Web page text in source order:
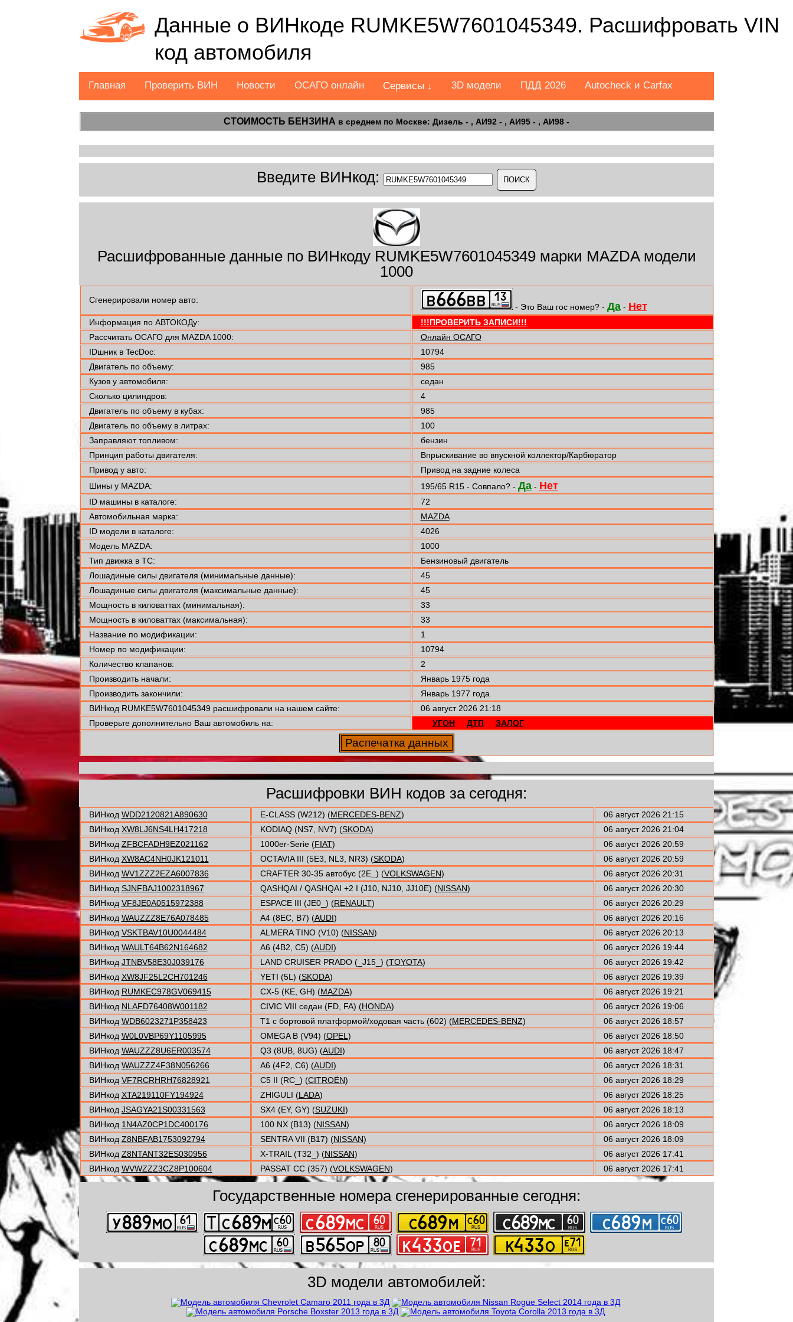
Данные о ВИНкоде RUMKE5W7601045349. Расшифровать VIN
код автомобиля
Главная Проверить ВИН Новости ОСАГО онлайн Сервисы ↓ 3D модели ПДД 2026 Autocheck и Carfax
СТОИМОСТЬ БЕНЗИНА в среднем по Москве: Дизель - , АИ92 - , АИ95 - , АИ98 -
Введите ВИНкод:
Расшифрованные данные по ВИНкоду RUMKE5W7601045349 марки MAZDA модели
1000
Сгенерировали номер авто:
- Это Ваш гос номер? - Да- Нет
Информация по АВТОКОДу:
!!!ПРОВЕРИТЬ ЗАПИСИ!!!
Рассчитать ОСАГО для MAZDA 1000:
Онлайн ОСАГО
IDшник в TecDoc:
10794
Двигатель по объему:
985
Кузов у автомобиля:
седан
Сколько цилиндров:
4
Двигатель по объему в кубах:
985
Двигатель по объему в литрах:
100
Заправляют топливом:
бензин
Принцип работы двигателя:
Впрыскивание во впускной коллектор/Карбюратор
Привод у авто:
Привод на задние колеса
Шины у MAZDA:
195/65 R15 - Совпало? - Да- Нет
ID машины в каталоге:
72
Автомобильная марка:
MAZDA
ID модели в каталоге:
4026
Модель MAZDA:
1000
Тип движка в ТС:
Бензиновый двигатель
Лошадиные силы двигателя (минимальные данные):
45
Лошадиные силы двигателя (максимальные данные):
45
Мощность в киловаттах (минимальная):
33
Мощность в киловаттах (максимальная):
33
Название по модификации:
1
Номер по модификации:
10794
Количество клапанов:
2
Производить начали:
Январь 1975 года
Производить закончили:
Январь 1977 года
ВИНкод RUMKE5W7601045349 расшифровали на нашем сайте:
06 август 2026 21:18
Проверьте дополнительно Ваш автомобиль на:
УГОН ДТП ЗАЛОГ
Расшифровки ВИН кодов за сегодня:
ВИНкод WDD2120821A890630 E-CLASS (W212) (MERCEDES-BENZ)
06 август 2026 21:15
ВИНкод XW8LJ6NS4LH417218 KODIAQ (NS7, NV7) (SKODA)
06 август 2026 21:04
ВИНкод ZFBCFADH9EZ021162 1000er-Serie (FIAT)
06 август 2026 20:59
ВИНкод XW8AC4NH0JK121011 OCTAVIA III (5E3, NL3, NR3) (SKODA)
06 август 2026 20:59
ВИНкод WV1ZZZ2EZA6007836 CRAFTER 30-35 автобус (2E_) (VOLKSWAGEN)
06 август 2026 20:31
ВИНкод SJNFBAJ1002318967 QASHQAI / QASHQAI +2 I (J10, NJ10, JJ10E) (NISSAN)
06 август 2026 20:30
ВИНкод VF8JE0A0515972388 ESPACE III (JE0_) (RENAULT)
06 август 2026 20:29
ВИНкод WAUZZZ8E76A078485 A4 (8EC, B7) (AUDI)
06 август 2026 20:16
ВИНкод VSKTBAV10U0044484 ALMERA TINO (V10) (NISSAN)
06 август 2026 20:13
ВИНкод WAULT64B62N164682 A6 (4B2, C5) (AUDI)
06 август 2026 19:44
ВИНкод JTNBV58E30J039176 LAND CRUISER PRADO (_J15_) (TOYOTA)
06 август 2026 19:42
ВИНкод XW8JF25L2CH701246 YETI (5L) (SKODA)
06 август 2026 19:39
ВИНкод RUMKEC978GV069415 CX-5 (KE, GH) (MAZDA)
06 август 2026 19:21
ВИНкод NLAFD76408W001182 CIVIC VIII седан (FD, FA) (HONDA)
06 август 2026 19:06
ВИНкод WDB6023271P358423 T1 c бортовой платформой/ходовая часть (602) (MERCEDES-BENZ)
06 август 2026 18:57
ВИНкод W0L0VBP69Y1105995 OMEGA B (V94) (OPEL )
06 август 2026 18:50
ВИНкод WAUZZZ8U6ER003574 Q3 (8UB, 8UG) (AUDI)
06 август 2026 18:47
ВИНкод WAUZZZ4F38N056266 A6 (4F2, C6) (AUDI)
06 август 2026 18:31
ВИНкод VF7RCRHRH76828921 C5 II (RC_) (CITROËN)
06 август 2026 18:29
ВИНкод XTA219110FY194924 ZHIGULI (LADA)
06 август 2026 18:25
ВИНкод JSAGYA21S00331563 SX4 (EY, GY) (SUZUKI)
06 август 2026 18:13
ВИНкод 1N4AZ0CP1DC400176 100 NX (B13) (NISSAN)
06 август 2026 18:09
ВИНкод Z8NBFAB1753092794 SENTRA VII (B17) (NISSAN)
06 август 2026 18:09
ВИНкод Z8NTANT32ES030956 X-TRAIL (T32_) (NISSAN)
06 август 2026 17:41
ВИНкод WVWZZZ3CZ8P100604 PASSAT CC (357) (VOLKSWAGEN) 06 август 2026 17:41
Государственные номера сгенерированные сегодня:
3D модели автомобилей: